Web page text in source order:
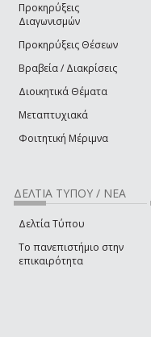
Προκηρύξεις
Διαγωνισμών
Προκηρύξεις Θέσεων
Βραβεία / Διακρίσεις
Διοικητικά Θέματα
Μεταπτυχιακά
Φοιτητική Μέριμνα
ΔΕΛΤΙΑ ΤΥΠΟΥ / ΝΕΑ
Δελτία Τύπου
Το πανεπιστήμιο στην
επικαιρότητα